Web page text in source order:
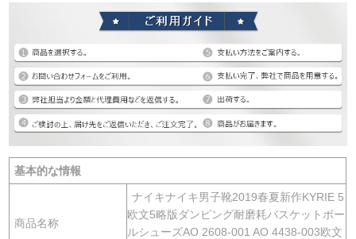
基本的な情報
商品名称
ナイキナイキ男子靴2019春夏新作KYRIE 5
欧文5略版ダンピング耐磨耗バスケットボー
ルシューズAO 2608-001 AO 4438-003欧文